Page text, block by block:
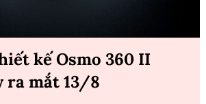
kế Osmo 360 II
ra mắt 13/8